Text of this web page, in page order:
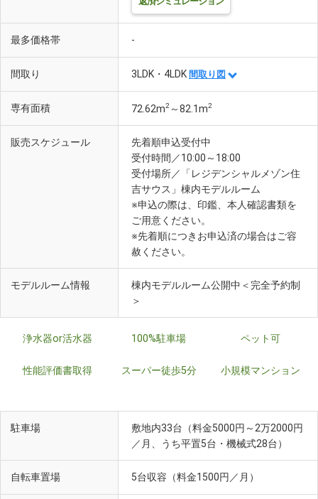
最多価格帯 -
間取り 3LDK・4LDK 間取り図
専有面積 72.62m2 ～82.1m2
販売スケジュール
先着順申込受付中
受付時間／10:00～18:00
受付場所／「レジデンシャルメゾン住
吉サウス」棟内モデルルーム
※申込の際は、印鑑、本人確認書類を
ご用意ください。
※先着順につきお申込済の場合はご容
赦ください。
モデルルーム情報
棟内モデルルーム公開中＜完全予約制
＞
浄水器or活水器 100%駐車場 ペット可
性能評価書取得 スーパー徒歩5分 小規模マンション
駐車場
敷地内33台（料金5000円～2万2000円
／月、うち平置5台・機械式28台）
自転車置場 5台収容（料金1500円／月）